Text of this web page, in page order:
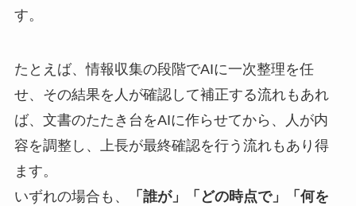
す。
たとえば、情報収集の段階でAIに一次整理を任
せ、その結果を人が確認して補正する流れもあれ
ば、文書のたたき台をAIに作らせてから、人が内
容を調整し、上長が最終確認を行う流れもあり得
ます。
いずれの場合も、
「誰が」「どの時点で」「何を